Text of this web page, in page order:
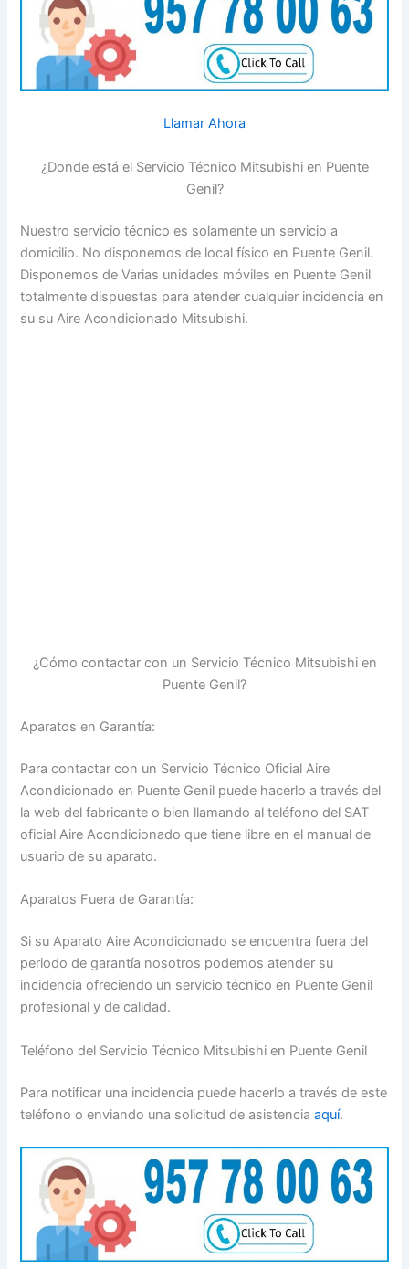
Llamar Ahora
¿Donde está el Servicio Técnico Mitsubishi en Puente
Genil?
Nuestro servicio técnico es solamente un servicio a
domicilio. No disponemos de local físico en Puente Genil.
Disponemos de Varias unidades móviles en Puente Genil
totalmente dispuestas para atender cualquier incidencia en
su su Aire Acondicionado Mitsubishi.
¿Cómo contactar con un Servicio Técnico Mitsubishi en
Puente Genil?
Aparatos en Garantía:
Para contactar con un Servicio Técnico Oficial Aire
Acondicionado en Puente Genil puede hacerlo a través del
la web del fabricante o bien llamando al teléfono del SAT
oficial Aire Acondicionado que tiene libre en el manual de
usuario de su aparato.
Aparatos Fuera de Garantía:
Si su Aparato Aire Acondicionado se encuentra fuera del
periodo de garantía nosotros podemos atender su
incidencia ofreciendo un servicio técnico en Puente Genil
profesional y de calidad.
Teléfono del Servicio Técnico Mitsubishi en Puente Genil
Para notificar una incidencia puede hacerlo a través de este
teléfono o enviando una solicitud de asistenciaaquí.